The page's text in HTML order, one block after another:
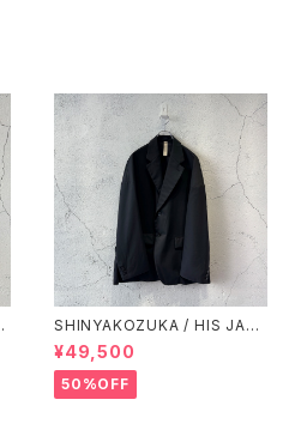
SHINYAKOZUKA / HIS JAC
KET(ISSUE#7) / DAWN BLA
CK
¥49,500
50%OFF